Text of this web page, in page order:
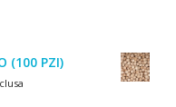
(100 PZI)